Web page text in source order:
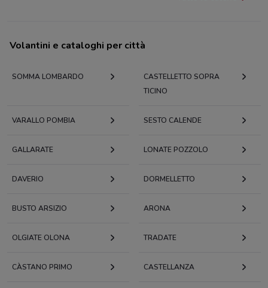
Volantini e cataloghi per città
SOMMA LOMBARDO
CASTELLETTO SOPRA
TICINO
VARALLO POMBIA SESTO CALENDE
GALLARATE LONATE POZZOLO
DAVERIO DORMELLETTO
BUSTO ARSIZIO ARONA
OLGIATE OLONA TRADATE
CÀSTANO PRIMO CASTELLANZA